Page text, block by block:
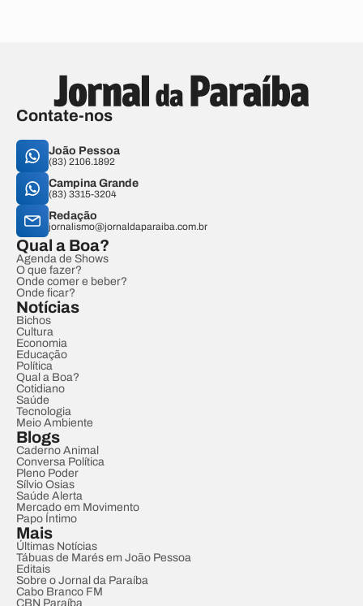
Contate-nos
João Pessoa
(83) 2106.1892
Campina Grande
(83) 3315-3204
Redação
jornalismo@jornaldaparaiba.com.br
Qual a Boa?
Agenda de Shows
O que fazer?
Onde comer e beber?
Onde ficar?
Notícias
Bichos
Cultura
Economia
Educação
Política
Qual a Boa?
Cotidiano
Saúde
Tecnologia
Meio Ambiente
Blogs
Caderno Animal
Conversa Política
Pleno Poder
Sílvio Osias
Saúde Alerta
Mercado em Movimento
Papo Íntimo
Mais
Últimas Notícias
Tábuas de Marés em João Pessoa
Editais
Sobre o Jornal da Paraíba
Cabo Branco FM
CBN Paraíba